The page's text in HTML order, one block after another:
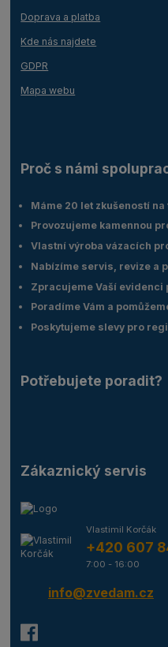
Doprava a platba
Kde nás najdete
GDPR
Mapa webu
Proč s námi
Máme 20 let zkušeností na
Provozujeme kamennou
Vlastní výroba vázacích
Nabízíme servis, revize a
Zpracujeme Vaší evidenci
Poradíme Vám a
Poskytujeme slevy pro
Potřebujete poradit?
Zákaznický servis
Vlastimil Korčák
+420 607
7:00 - 16:00
info@zvedam.cz